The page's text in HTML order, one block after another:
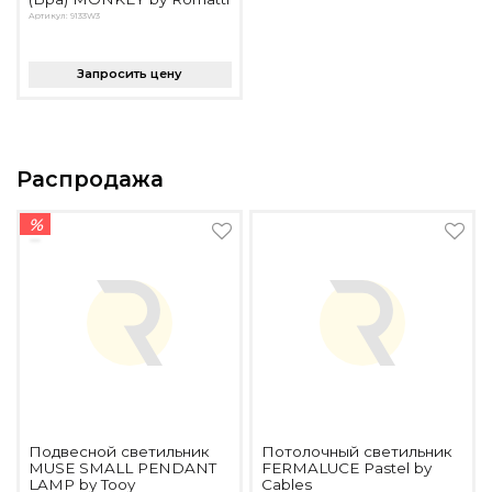
Артикул: 9133W3
Запросить цену
Распродажа
%
Подвесной светильник
MUSE SMALL PENDANT
LAMP by Tooy
Потолочный светильник
FERMALUCE Pastel by
Cables